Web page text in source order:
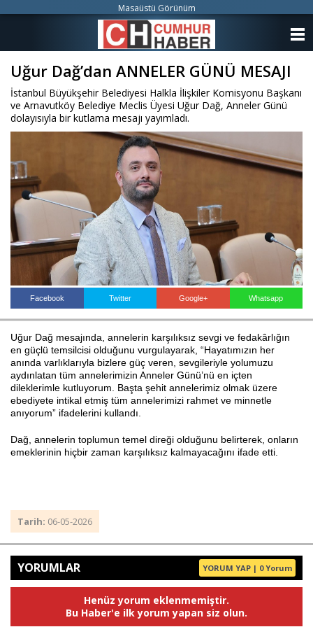
Uğur Dağ’dan ANNELER GÜNÜ MESAJI
İstanbul Büyükşehir Belediyesi Halkla İlişkiler Komisyonu Başkanı
ve Arnavutköy Belediye Meclis Üyesi Uğur Dağ, Anneler Günü
dolayısıyla bir kutlama mesajı yayımladı.
Facebook Twitter Google+ Whatsapp
Uğur Dağ mesajında, annelerin karşılıksız sevgi ve fedakârlığın
en güçlü temsilcisi olduğunu vurgulayarak, “Hayatımızın her
anında varlıklarıyla bizlere güç veren, sevgileriyle yolumuzu
aydınlatan tüm annelerimizin Anneler Günü’nü en içten
dileklerimle kutluyorum. Başta şehit annelerimiz olmak üzere
ebediyete intikal etmiş tüm annelerimizi rahmet ve minnetle
anıyorum” ifadelerini kullandı.
Dağ, annelerin toplumun temel direği olduğunu belirterek, onların
emeklerinin hiçbir zaman karşılıksız kalmayacağını ifade etti.
Tarih: 06-05-2026
YORUMLAR YORUM YAP | 0 Yorum
Henüz yorum eklenmemiştir.
Bu Haber'e ilk yorum yapan siz olun.
Masaüstü Görünüm
KATEGORİLER
YAZARLAR
ANKETLER
FOTO GALERİ
KÜNYE
İLETİŞİM
Haberin Doğru Adresi.